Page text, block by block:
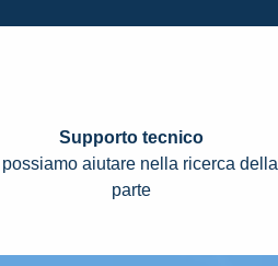
Supporto tecnico
aiutare nella ricerca della
parte